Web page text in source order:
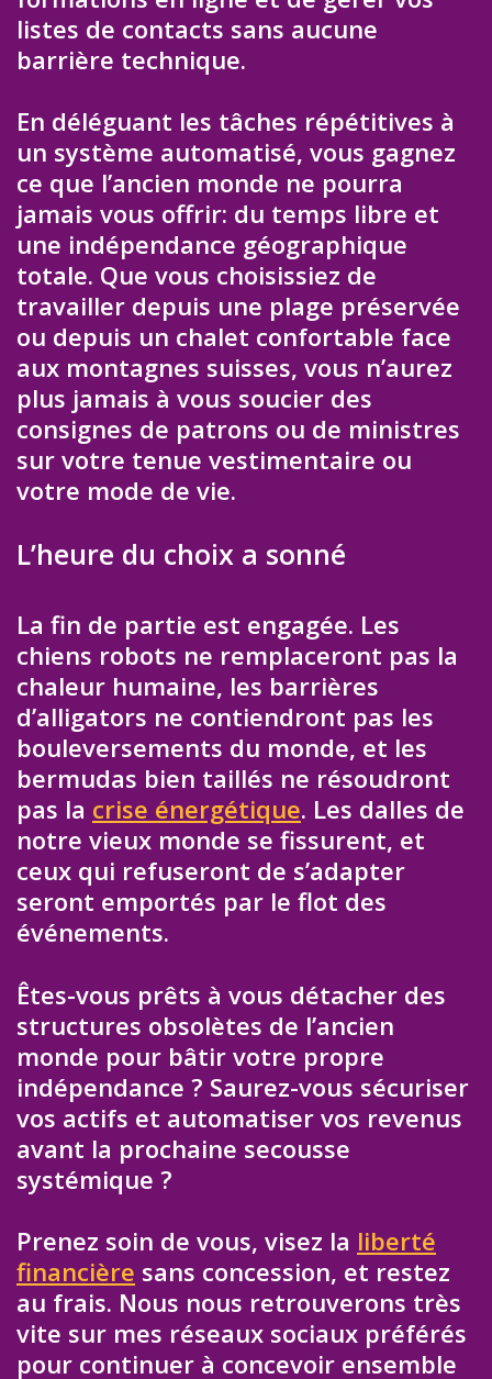
listes de contacts sans aucune
barrière technique.
En déléguant les tâches répétitives à
un système automatisé, vous gagnez
ce que l’ancien monde ne pourra
jamais vous offrir: du temps libre et
une indépendance géographique
totale. Que vous choisissiez de
travailler depuis une plage préservée
ou depuis un chalet confortable face
aux montagnes suisses, vous n’aurez
plus jamais à vous soucier des
consignes de patrons ou de ministres
sur votre tenue vestimentaire ou
votre mode de vie.
L’heure du choix a sonné
La fin de partie est engagée. Les
chiens robots ne remplaceront pas la
chaleur humaine, les barrières
d’alligators ne contiendront pas les
bouleversements du monde, et les
bermudas bien taillés ne résoudront
pas la crise énergétique. Les dalles de
notre vieux monde se fissurent, et
ceux qui refuseront de s’adapter
seront emportés par le flot des
événements.
Êtes-vous prêts à vous détacher des
structures obsolètes de l’ancien
monde pour bâtir votre propre
indépendance ? Saurez-vous sécuriser
vos actifs et automatiser vos revenus
avant la prochaine secousse
systémique ?
Prenez soin de vous, visez la liberté
financière sans concession, et restez
au frais. Nous nous retrouverons très
vite sur mes réseaux sociaux préférés
pour continuer à concevoir ensemble